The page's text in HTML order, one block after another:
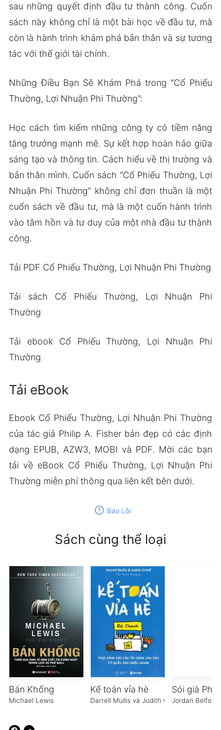
sau những quyết định đầu tư thành công. Cuốn
sách này không chỉ là một bài học về đầu tư, mà
còn là hành trình khám phá bản thân và sự tương
tác với thế giới tài chính.
Những Điều Bạn Sẽ Khám Phá trong “Cổ Phiếu
Thường, Lợi Nhuận Phi Thường”:
Học cách tìm kiếm những công ty có tiềm năng
tăng trưởng mạnh mẽ. Sự kết hợp hoàn hảo giữa
sáng tạo và thông tin. Cách hiểu về thị trường và
bản thân mình. Cuốn sách “Cổ Phiếu Thường, Lợi
Nhuận Phi Thường” không chỉ đơn thuần là một
cuốn sách về đầu tư, mà là một cuốn hành trình
vào tâm hồn và tư duy của một nhà đầu tư thành
công.
Tải PDF Cổ Phiếu Thường, Lợi Nhuận Phi Thường
Tải sách Cổ Phiếu Thường, Lợi Nhuận Phi
Thường
Tải ebook Cổ Phiếu Thường, Lợi Nhuận Phi
Thường
Tải eBook
Ebook Cổ Phiếu Thường, Lợi Nhuận Phi Thường
của tác giả Philip A. Fisher bản đẹp có các định
dạng EPUB, AZW3, MOBI và PDF. Mời các bạn
tải về eBook Cổ Phiếu Thường, Lợi Nhuận Phi
Thường miễn phí thông qua liên kết bên dưới.
report Báo Lỗi
Sách cùng thể loại
Bán Khống
Michael Lewis
Kế toán vỉa hè
Darrell Mullis và Judith OrloffJordan Belfort